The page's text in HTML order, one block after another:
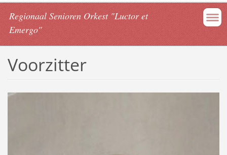
Regionaal Senioren Orkest "Luctor et
Emergo"
Voorzitter